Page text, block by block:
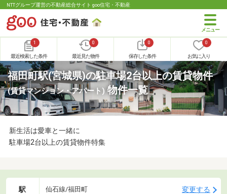
NTTグループ運営の不動産総合サイト goo住宅・不動産
1
最近検索した条件
0
最近見た物件
0
保存した条件
0
お気に入り
福田町駅(宮城県)の駐車場2台以上の賃貸物件
(賃貸マンション・アパート) 物件一覧
新生活は愛車と一緒に
駐車場2台以上の賃貸物件特集
駅 仙石線/福田町 変更する